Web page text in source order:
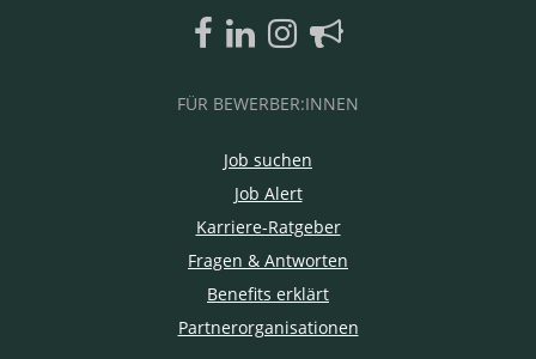
FÜR BEWERBER:INNEN
Job suchen
Job Alert
Karriere-Ratgeber
Fragen & Antworten
Benefits erklärt
Partnerorganisationen